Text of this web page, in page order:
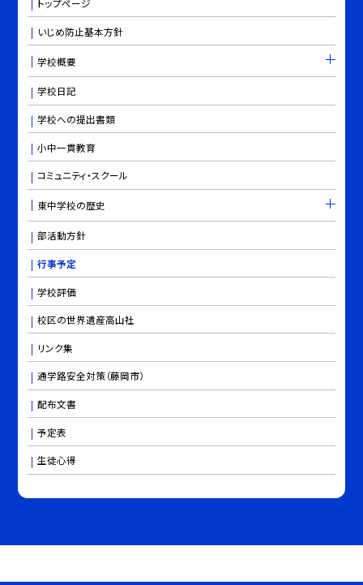
トップページ
いじめ防止基本方針
学校概要
学校日記
学校への提出書類
小中一貫教育
コミュニティ・スクール
東中学校の歴史
部活動方針
行事予定
学校評価
校区の世界遺産高山社
リンク集
通学路安全対策（藤岡市）
配布文書
予定表
生徒心得